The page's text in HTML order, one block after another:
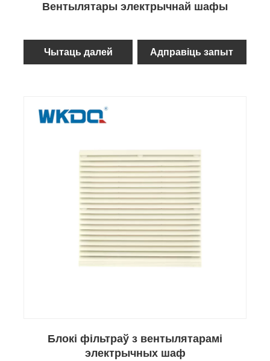
Вентылятары электрычнай шафы
Чытаць далей Адправіць запыт
Блокі фільтраў з вентылятарамі
электрычных шаф